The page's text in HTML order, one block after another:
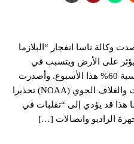
وكالة ناسا انفجار “البلازما
على الأرض ويتسبب في
انقطاع شبكة الراديو والاتصالات بنسبة 60% هذا الأسبوع. وأصدرت
الإدارة الوطنية الأمريكية للمحيطات والغلاف الجوي (NOAA) تحذيرا
هذا قد يؤدي إلى “تقلبات في
الراديو واتصالات […]